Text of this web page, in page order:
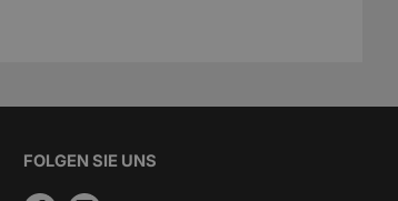
FOLGEN SIE UNS